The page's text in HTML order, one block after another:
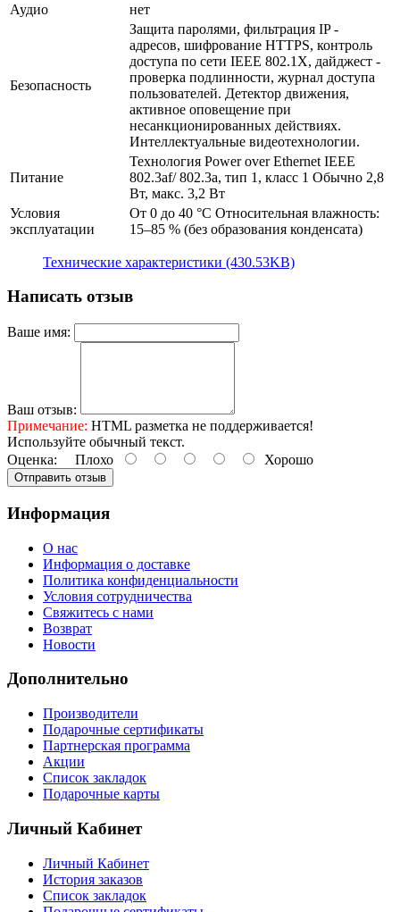
Аудио
нет
Безопасность
Защита паролями, фильтрация IP -
адресов, шифрование HTTPS, контроль
доступа по сети IEEE 802.1X, дайджест -
проверка подлинности, журнал доступа
пользователей. Детектор движения,
активное оповещение при
несанкционированных действиях.
Интеллектуальные видеотехнологии.
Питание
Технология Power over Ethernet IEEE
802.3af/ 802.3a, тип 1, класс 1 Обычно 2,8
Вт, макс. 3,2 Вт
Условия
эксплуатации
От 0 до 40 °C Относительная влажность:
15–85 % (без образования конденсата)
Технические характеристики (430.53KB)
Написать отзыв
Ваше имя:
Ваш отзыв:
Примечание: HTML разметка не поддерживается!
Используйте обычный текст.
Оценка: Плохо Хорошо
Отправить отзыв
Информация
О нас
Информация о доставке
Политика конфиденциальности
Условия сотрудничества
Свяжитесь с нами
Возврат
Новости
Дополнительно
Производители
Подарочные сертификаты
Партнерская программа
Акции
Список закладок
Подарочные карты
Личный Кабинет
Личный Кабинет
История заказов
Список закладок